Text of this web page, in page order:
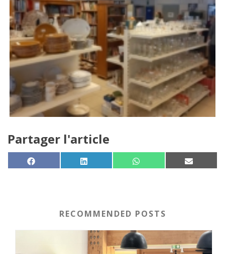
Partager l'article
RECOMMENDED POSTS